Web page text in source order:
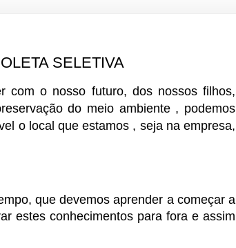
SELETIVA
com o nosso futuro, dos nossos filhos,
do meio ambiente , podemos
o local que estamos , seja na empresa,
que devemos aprender a começar a
estes conhecimentos para fora e assim